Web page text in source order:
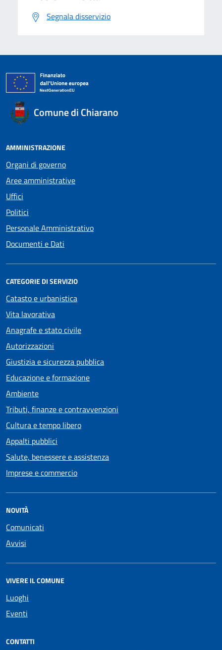
Segnala disservizio
Comune di Chiarano
AMMINISTRAZIONE
Organi di governo
Aree amministrative
Uffici
Politici
Personale Amministrativo
Documenti e Dati
CATEGORIE DI SERVIZIO
Catasto e urbanistica
Vita lavorativa
Anagrafe e stato civile
Autorizzazioni
Giustizia e sicurezza pubblica
Educazione e formazione
Ambiente
Tributi, finanze e contravvenzioni
Cultura e tempo libero
Appalti pubblici
Salute, benessere e assistenza
Imprese e commercio
NOVITÀ
Comunicati
Avvisi
VIVERE IL COMUNE
Luoghi
Eventi
CONTATTI